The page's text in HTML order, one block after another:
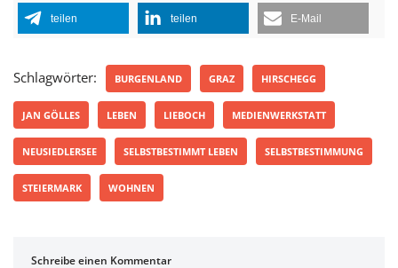
teilen teilen E-Mail
Schlagwörter: BURGENLAND GRAZ HIRSCHEGG
JAN GÖLLES LEBEN LIEBOCH MEDIENWERKSTATT
NEUSIEDLERSEE SELBSTBESTIMMT LEBEN SELBSTBESTIMMUNG
STEIERMARK WOHNEN
Schreibe einen Kommentar